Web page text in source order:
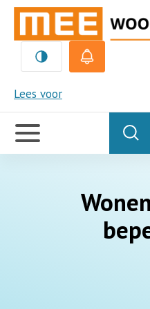
Lees voor
MEE
Handige
links